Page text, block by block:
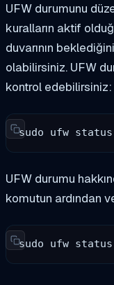
UFW durumunu
kuralların aktif
duvarının
olabilirsiniz. UFW
kontrol edebilirsiniz:
sudo ufw status
UFW durumu
komutun ardından
sudo ufw